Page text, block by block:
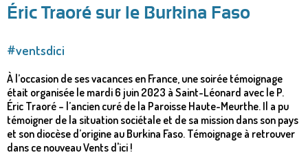
ici
Éric Traoré sur le Burkina Faso
#ventsdici
À l’occasion de ses vacances en France, une soirée témoignage
était organisée le mardi 6 juin 2023 à Saint-Léonard avec le P.
Éric Traoré – l’ancien curé de la Paroisse Haute-Meurthe. Il a pu
témoigner de la situation sociétale et de sa mission dans son pays
et son diocèse d’origine au Burkina Faso. Témoignage à retrouver
dans ce nouveau Vents d'ici !